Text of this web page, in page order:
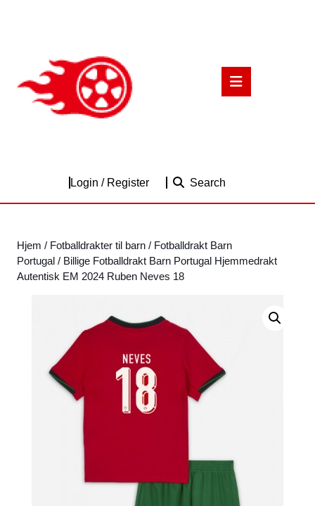
Login / RegisterLogin
Search
Hjem / Fotballdrakter til barn / Fotballdrakt Barn
Portugal / Billige Fotballdrakt Barn Portugal Hjemmedrakt
Autentisk EM 2024 Ruben Neves 18